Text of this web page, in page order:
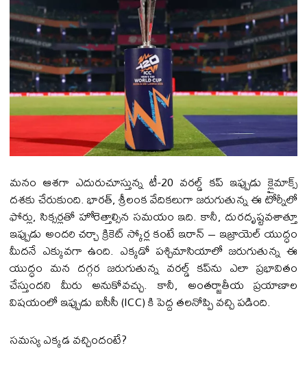
మనం ఆశగా ఎదురుచూస్తున్న టీ-20 వరల్డ్ కప్ ఇప్పుడు క్లైమాక్స్
దశకు చేరుకుంది. భారత్, శ్రీలంక వేదికలుగా జరుగుతున్న ఈ టోర్నీలో
ఫోర్లు, సిక్సర్లతో హోరెత్తాల్సిన సమయం ఇది. కానీ, దురదృష్టవశాత్తూ
ఇప్పుడు అందరి చర్చా క్రికెట్ స్కోర్ల కంటే ఇరాన్ – ఇజ్రాయెల్ యుద్ధం
మీదనే ఎక్కువగా ఉంది. ఎక్కడో పశ్చిమాసియాలో జరుగుతున్న ఈ
యుద్ధం మన దగ్గర జరుగుతున్న వరల్డ్ కప్‌ను ఎలా ప్రభావితం
చేస్తుందని మీరు అనుకోవచ్చు. కానీ, అంతర్జాతీయ ప్రయాణాల
విషయంలో ఇప్పుడు ఐసీసీ (ICC) కి పెద్ద తలనోప్పి వచ్చి పడింది.
సమస్య ఎక్కడ వచ్చిందంటే?